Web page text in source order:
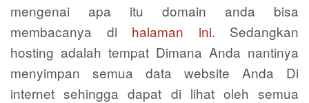
mengenai apa itu domain anda bisa
membacanya di halaman ini. Sedangkan
hosting adalah tempat Dimana Anda nantinya
menyimpan semua data website Anda Di
internet sehingga dapat di lihat oleh semua